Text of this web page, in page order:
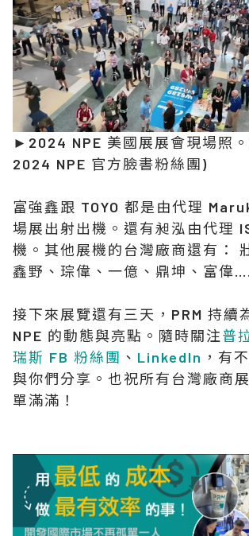
►2024 NPE 美國展展會現場照。
2024 NPE 官方臉書粉絲團)
富強鑫跟 TOYO 都是由代理
場展出射出機。還有昶泓由代理
機。其他展機的台灣廠商還有：
鑫野、琮偉、一億、鼎坤、富偉
接下來展覽還有三天，PRM 持續
NPE 的動態與亮點。隨時關注普
瑞斯 FB 粉絲團 、 LinkedIn ，有
與你們分享。也祝所有台灣廠商
單滿滿！